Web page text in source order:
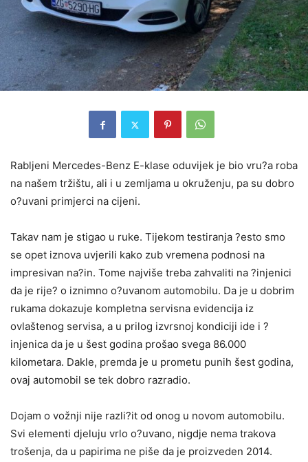
Rabljeni Mercedes-Benz E-klase oduvijek je bio vru?a roba
na našem tržištu, ali i u zemljama u okruženju, pa su dobro
o?uvani primjerci na cijeni.
Takav nam je stigao u ruke. Tijekom testiranja ?esto smo
se opet iznova uvjerili kako zub vremena podnosi na
impresivan na?in. Tome najviše treba zahvaliti na ?injenici
da je rije? o iznimno o?uvanom automobilu. Da je u dobrim
rukama dokazuje kompletna servisna evidencija iz
ovlaštenog servisa, a u prilog izvrsnoj kondiciji ide i ?
injenica da je u šest godina prošao svega 86.000
kilometara. Dakle, premda je u prometu punih šest godina,
ovaj automobil se tek dobro razradio.
Dojam o vožnji nije razli?it od onog u novom automobilu.
Svi elementi djeluju vrlo o?uvano, nigdje nema trakova
trošenja, da u papirima ne piše da je proizveden 2014.